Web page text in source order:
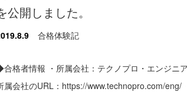
公開しました。
合格体験記
格者情報 ・所属会社：テクノプロ・エンジニ
属会社のURL：https://www.technopro.com/eng/